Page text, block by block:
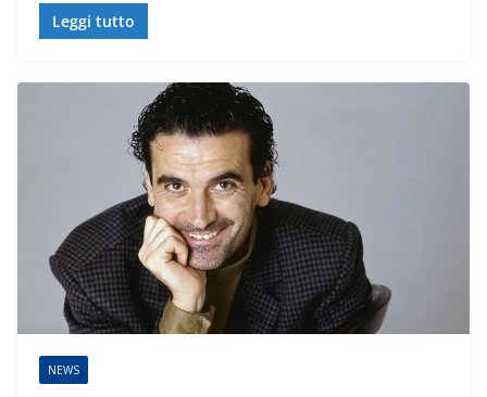
Leggi tutto
NEWS